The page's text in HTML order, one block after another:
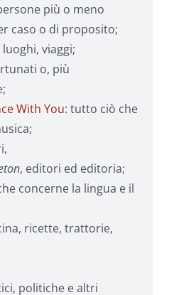
più o meno
caso o di proposito;
viaggi;
o, più
With You: tutto ciò che
, editori ed editoria;
concerne la lingua e il
ricette, trattorie,
politiche e altri